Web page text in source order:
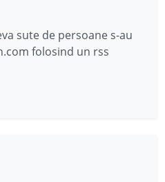
sute de persoane s-au
folosind un rss